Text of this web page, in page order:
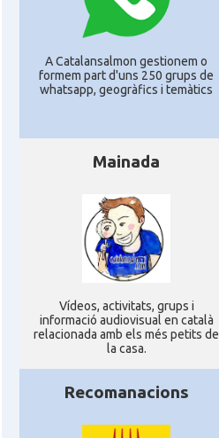
A Catalansalmon gestionem o
formem part d'uns 250 grups de
whatsapp, geogràfics i temàtics
Mainada
Ví­deos, activitats, grups i
informació audiovisual en català
relacionada amb els més petits de
la casa.
Recomanacions